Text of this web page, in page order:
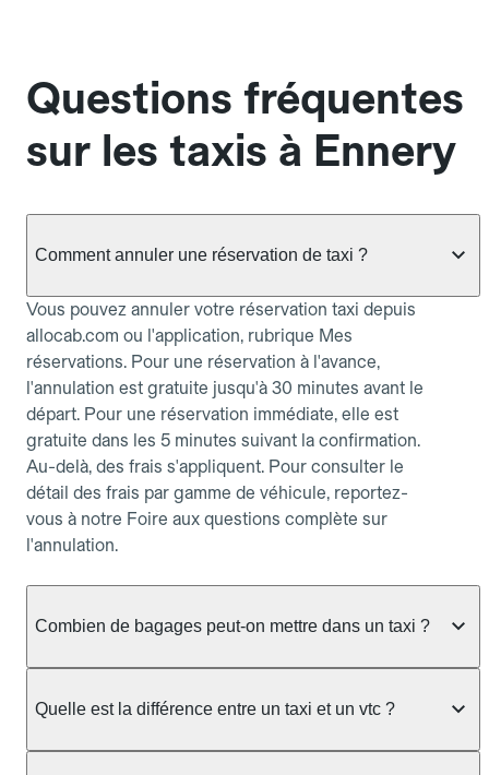
Questions fréquentes
sur les taxis à Ennery
Comment annuler une réservation de taxi ?
Vous pouvez annuler votre réservation taxi depuis
allocab.com ou l'application, rubrique Mes
réservations. Pour une réservation à l'avance,
l'annulation est gratuite jusqu'à 30 minutes avant le
départ. Pour une réservation immédiate, elle est
gratuite dans les 5 minutes suivant la confirmation.
Au-delà, des frais s'appliquent. Pour consulter le
détail des frais par gamme de véhicule, reportez-
vous à notre Foire aux questions complète sur
l'annulation.
Combien de bagages peut-on mettre dans un taxi ?
taxi berline accueille en général jusqu'à 3 bagages
ou nombreux, précisez-le dans le champ "Message
Quelle est la différence entre un taxi et un vtc ?